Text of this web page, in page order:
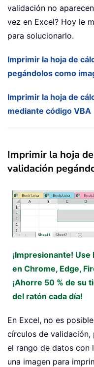
validación no
vez en Excel? Hoy le
para solucionarlo.
Imprimir la hoja de
pegándolos como
Imprimir la hoja de
mediante código VBA
Imprimir la hoja
validación
¡Impresionante!
en Chrome, Edge,
¡Ahorre 50 % de su
del ratón cada día!
En Excel, no es
círculos de
el rango de datos con
una imagen para